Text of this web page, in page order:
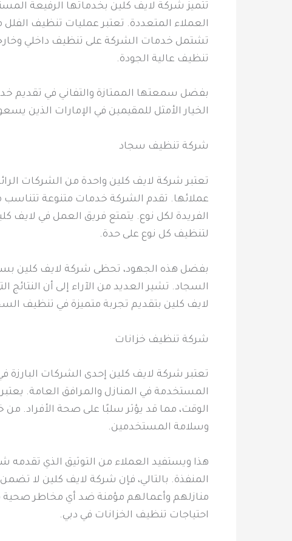
تتميز شركة لايف كلين بخدماتها الرفيعة
العملاء المتعددة. تعتبر عمليات تنظيف
تشتمل خدمات الشركة على تنظيف داخلي
تنظيف عالية الجودة.
بفضل سمعتها الممتازة والتفاني في تقديم
الخيار الأمثل للمقيمين في الإمارات الذين
شركة تنظيف سجاد
تعتبر شركة لايف كلين واحدة من الشركات
عملائها. تقدم الشركة خدمات متنوعة تتناسب
الفريدة لكل نوع. يتمتع فريق العمل في لايف
لتنظيف كل نوع على حدة.
بفضل هذه الجهود، تحظى شركة لايف كلين
السجاد. تشير العديد من الآراء إلى أن
لايف كلين بتقديم تجربة متميزة في تنظيف
شركة تنظيف خزانات
تعتبر شركة لايف كلين إحدى الشركات
المستخدمة في المنازل والمرافق العامة.
الوقت، مما قد يؤثر سلبًا على صحة الأفراد.
وسلامة المستخدمين.
هذا ويستفيد العملاء من التوثيق الذي
المنفذة. بالتالي، فإن شركة لايف كلين لا
منازلهم وأعمالهم مؤمنة ضد أي مخاطر صحية
احتياجات تنظيف الخزانات في دبي.